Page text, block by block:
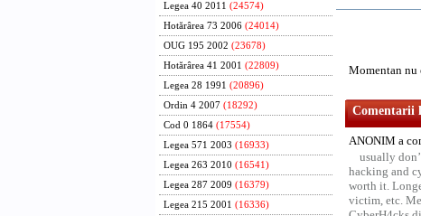
Legea 40 2011 (24574)
Hotărârea 73 2006 (24014)
OUG 195 2002 (23678)
Hotărârea 41 2001 (22809)
Legea 28 1991 (20896)
Ordin 4 2007 (18292)
Cod 0 1864 (17554)
Legea 571 2003 (16933)
Legea 263 2010 (16541)
Legea 287 2009 (16379)
Legea 215 2001 (16336)
Momentan nu
Comentarii
ANONIM a
usually
hacking and
worth it.
victim, etc.